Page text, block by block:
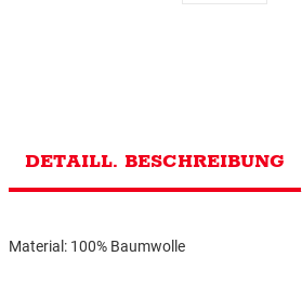
DETAILL. BESCHREIBUNG
Material: 100% Baumwolle